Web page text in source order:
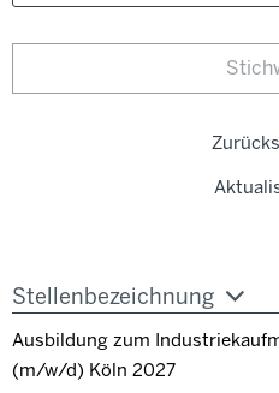
Stellenbezeichnung
Ausbildung zum
(m/w/d) Köln 2027